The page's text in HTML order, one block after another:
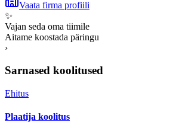
Vaata firma profiili
✨
Vajan seda oma tiimile
Aitame koostada päringu
›
Sarnased koolitused
Ehitus
Plaatija koolitus